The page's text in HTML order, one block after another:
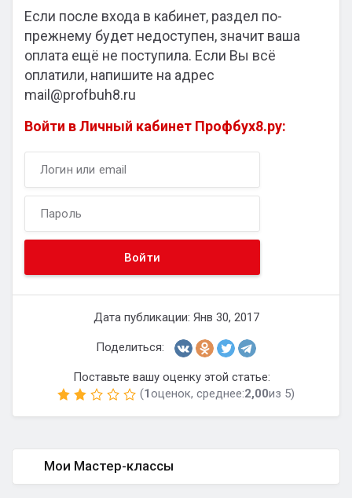
Если после входа в кабинет, раздел по-
прежнему будет недоступен, значит ваша
оплата ещё не поступила. Если Вы всё
оплатили, напишите на адрес
mail@profbuh8.ru
Войти в Личный кабинет Профбух8.ру:
Дата публикации: Янв 30, 2017
Поделиться:
Поставьте вашу оценку этой статье:
(1оценок, среднее:2,00из 5)
Мои Мастер-классы